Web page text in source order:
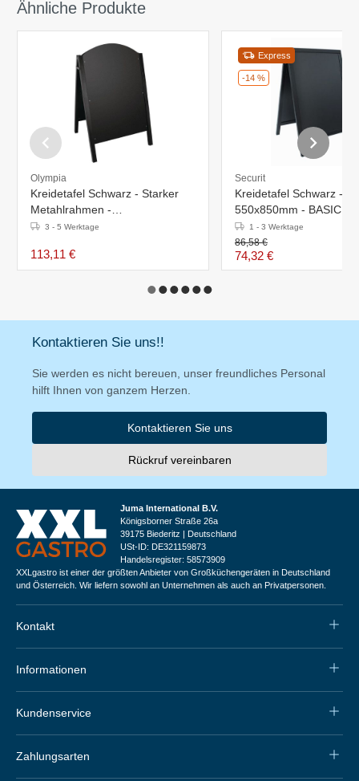
Ähnliche Produkte
Olympia
Kreidetafel Schwarz - Starker
Metahlrahmen -
660x675x(h)1025mm
3 - 5 Werktage
113,11 €
-14 %
Express
Securit
Kreidetafel Schwarz -
550x850mm - BASIC
1 - 3 Werktage
86,58 €
74,32 €
Kontaktieren Sie uns!!
Sie werden es nicht bereuen, unser freundliches Personal
hilft Ihnen von ganzem Herzen.
Kontaktieren Sie uns
Rückruf vereinbaren
Juma International B.V.
Königsborner Straße 26a
39175 Biederitz | Deutschland
USt-ID: DE321159873
Handelsregister: 58573909
XXLgastro ist einer der größten Anbieter von Großküchengeräten in Deutschland
und Österreich. Wir liefern sowohl an Unternehmen als auch an Privatpersonen.
Kontakt
Informationen
Kundenservice
Zahlungsarten